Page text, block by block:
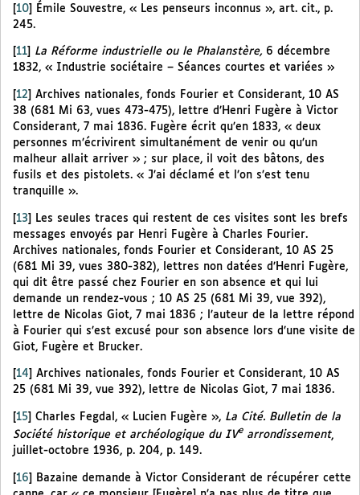
[10]
Émile Souvestre, « Les penseurs inconnus », art. cit., p.
245.
11 La Réforme industrielle ou le Phalanstère, 6 décembre
1832, « Industrie sociétaire – Séances courtes et variées »
12
Archives nationales, fonds Fourier et Considerant, 10 AS
38 (681 Mi 63, vues 473-475), lettre d’Henri Fugère à Victor
Considerant, 7 mai 1836. Fugère écrit qu’en 1833, « deux
personnes m’écrivirent simultanément de venir ou qu’un
malheur allait arriver » ; sur place, il voit des bâtons, des
fusils et des pistolets. « J’ai déclamé et l’on s’est tenu
tranquille ».
[13]
Les seules traces qui restent de ces visites sont les brefs
messages envoyés par Henri Fugère à Charles Fourier.
Archives nationales, fonds Fourier et Considerant, 10 AS 25
(681 Mi 39, vues 380-382), lettres non datées d’Henri Fugère,
qui dit être passé chez Fourier en son absence et qui lui
demande un rendez-vous ; 10 AS 25 (681 Mi 39, vue 392),
lettre de Nicolas Giot, 7 mai 1836 ; l’auteur de la lettre répond
à Fourier qui s’est excusé pour son absence lors d’une visite de
Giot, Fugère et Brucker.
14
Archives nationales, fonds Fourier et Considerant, 10 AS
25 (681 Mi 39, vue 392), lettre de Nicolas Giot, 7 mai 1836.
[15] Charles Fegdal, « Lucien Fugère », La Cité. Bulletin de la
Société historique et archéologique du IVearrondissement,
juillet-octobre 1936, p. 204, p. 149.
16
Bazaine demande à Victor Considerant de récupérer cette